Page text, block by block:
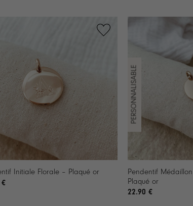
Initiale Florale – Plaqué or
€
Pendentif
Plaqué or
22.90 €